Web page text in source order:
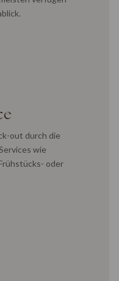
out durch die
wie
oder